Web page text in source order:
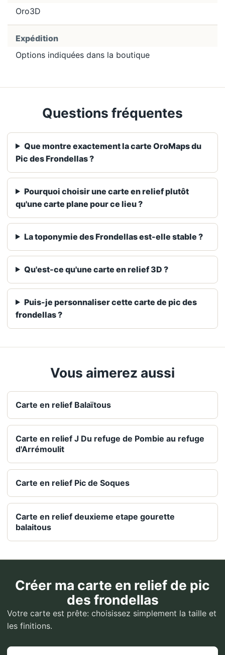
Oro3D
Expédition
Options indiquées dans la boutique
Questions fréquentes
Que montre exactement la carte OroMaps du
Pic des Frondellas ?
Pourquoi choisir une carte en relief plutôt
qu'une carte plane pour ce lieu ?
La toponymie des Frondellas est-elle stable ?
Qu'est-ce qu'une carte en relief 3D ?
Puis-je personnaliser cette carte de pic des
frondellas ?
Vous aimerez aussi
Carte en relief Balaïtous
Carte en relief J Du refuge de Pombie au refuge
d'Arrémoulit
Carte en relief Pic de Soques
Carte en relief deuxieme etape gourette
balaitous
Créer ma carte en relief de pic
des frondellas
Votre carte est prête: choisissez simplement la taille et
les finitions.